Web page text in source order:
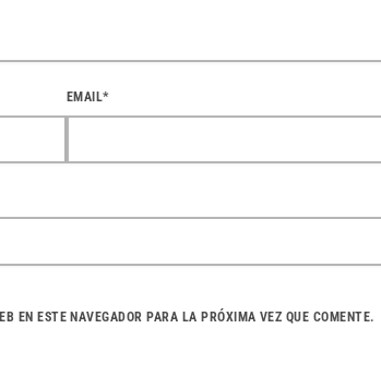
EMAIL*
EN ESTE NAVEGADOR PARA LA PRÓXIMA VEZ QUE COMENTE.